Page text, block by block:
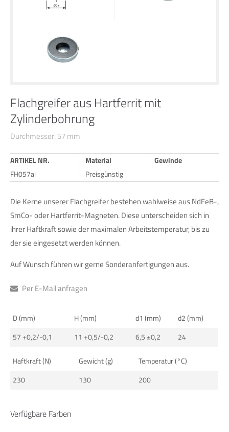
24h/ 365days
Mon - Fri 8:00am - 5:00pm (GMT +1)
Get in touch
Cybersteel Inc.
376-293 City Road, Suite 600
San Francisco, CA 94102
+44 1234 567 890
Drop us a line
info@yourdomain.com
About us
Lorem ipsum dolor sit amet, consectetuer adipiscing elit.
sociis natoque penatibus et magnis dis parturient montes,
Flachgreifer aus Hartferrit mit
Zylinderbohrung
Durchmesser: 57 mm
ARTIKEL NR.
FH057ai
Material
Preisgünstig
Gewinde
Die Kerne unserer Flachgreifer bestehen wahlweise aus NdFeB-,
SmCo- oder Hartferrit-Magneten. Diese unterscheiden sich in
ihrer Haftkraft sowie der maximalen Arbeitstemperatur, bis zu
der sie eingesetzt werden können.
Auf Wunsch führen wir gerne Sonderanfertigungen aus.
Per E-Mail anfragen
D (mm) H (mm) d1 (mm)
d2 (mm)
57 +0,2/-0,1
11 +0,5/-0,2 6,5 ±0,2 24
Haftkraft (N) Gewicht (g)
Temperatur (°C)
230
130 200
Verfügbare Farben